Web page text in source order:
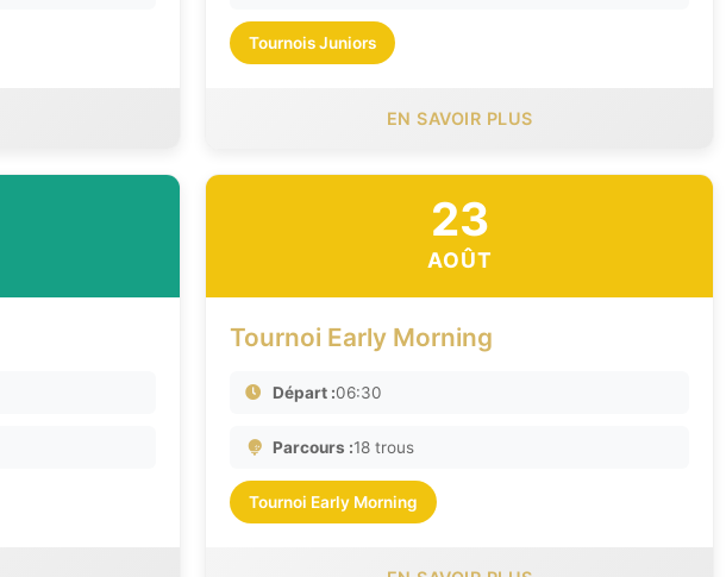
Tournois Juniors
EN SAVOIR PLUS
23
AOÛT
Tournoi Early Morning
Départ :06:30
Parcours :18 trous
Tournoi Early Morning